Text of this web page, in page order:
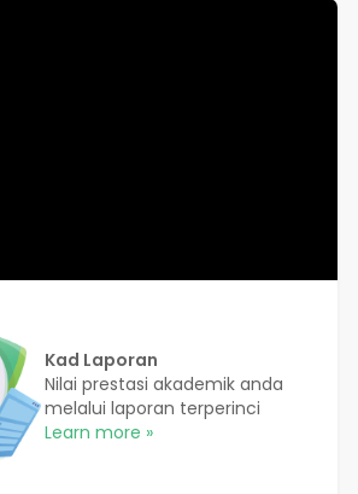
Kad Laporan
Nilai prestasi akademik anda
melalui laporan terperinci
Learn more »